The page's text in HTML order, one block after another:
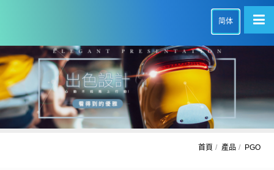
简体
首頁 產品 PGO